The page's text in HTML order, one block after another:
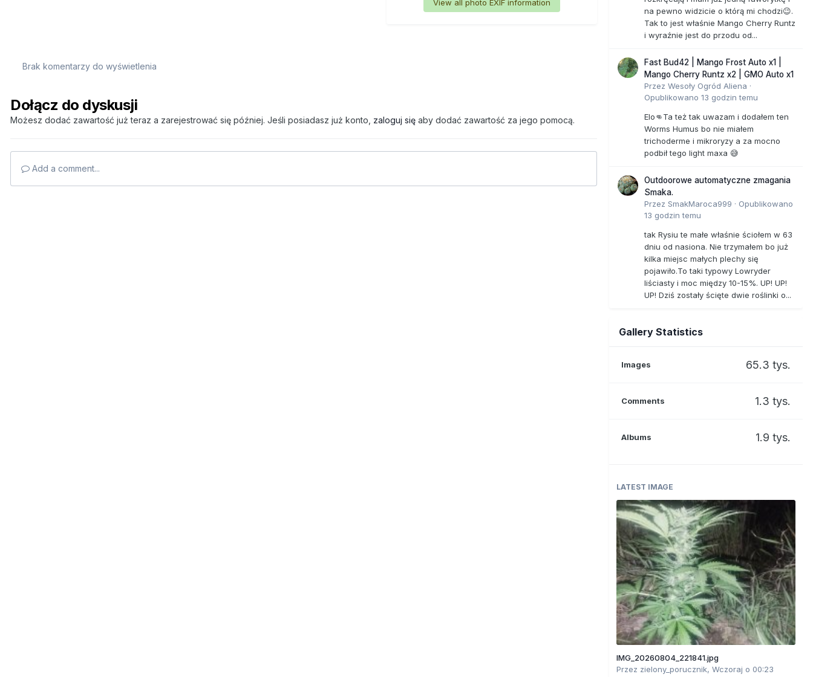
View all photo EXIF information
Brak komentarzy do wyświetlenia
Dołącz do dyskusji
Możesz dodać zawartość już teraz a zarejestrować się później. Jeśli posiadasz już konto, zaloguj się aby dodać zawartość za jego pomocą.
Add a comment...
na pewno widzicie o którą mi chodzi😉.
Tak to jest właśnie Mango Cherry Runtz
i wyraźnie jest do przodu od...
Fast Bud42 | Mango Frost Auto x1 |
Mango Cherry Runtz x2 | GMO Auto x1
Przez Wesoły Ogród Aliena ·
Opublikowano 13 godzin temu
Elo👊Ta też tak uwazam i dodałem ten
Worms Humus bo nie miałem
trichoderme i mikroryzy a za mocno
podbił tego light maxa 😅
Outdoorowe automatyczne zmagania
Smaka.
Przez SmakMaroca999 · Opublikowano
13 godzin temu
tak Rysiu te małe właśnie ściołem w 63
dniu od nasiona. Nie trzymałem bo już
kilka miejsc małych plechy się
pojawiło.To taki typowy Lowryder
liściasty i moc między 10-15%. UP! UP!
UP! Dziś zostały ścięte dwie roślinki o...
Gallery Statistics
Images 65.3 tys.
Comments 1.3 tys.
Albums 1.9 tys.
LATEST IMAGE
IMG_20260804_221841.jpg
Przez zielony_porucznik, Wczoraj o 00:23